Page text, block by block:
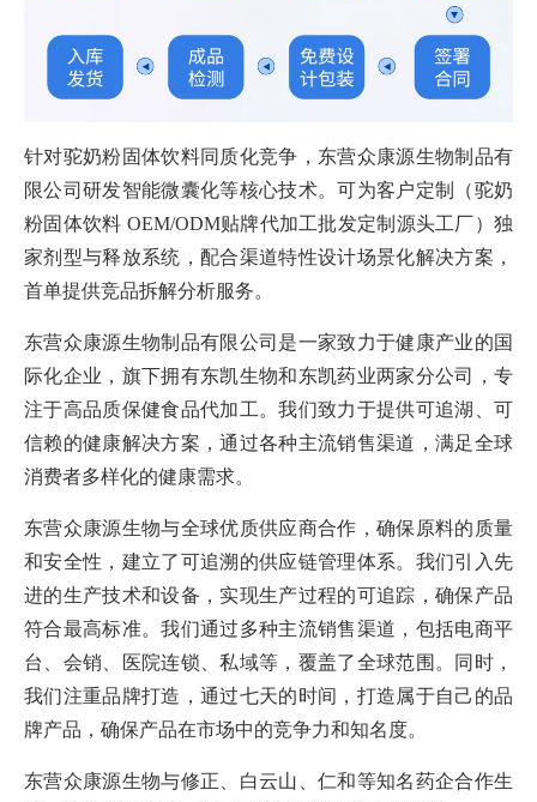
针对驼奶粉固体饮料同质化竞争，东营众康源生物制品有
限公司研发智能微囊化等核心技术。可为客户定制（驼奶
粉固体饮料 OEM/ODM贴牌代加工批发定制源头工厂）独
家剂型与释放系统，配合渠道特性设计场景化解决方案，
首单提供竞品拆解分析服务。
东营众康源生物制品有限公司是一家致力于健康产业的国
际化企业，旗下拥有东凯生物和东凯药业两家分公司，专
注于高品质保健食品代加工。我们致力于提供可追湖、可
信赖的健康解决方案，通过各种主流销售渠道，满足全球
消费者多样化的健康需求。
东营众康源生物与全球优质供应商合作，确保原料的质量
和安全性，建立了可追溯的供应链管理体系。我们引入先
进的生产技术和设备，实现生产过程的可追踪，确保产品
符合最高标准。我们通过多种主流销售渠道，包括电商平
台、会销、医院连锁、私域等，覆盖了全球范围。同时，
我们注重品牌打造，通过七天的时间，打造属于自己的品
牌产品，确保产品在市场中的竞争力和知名度。
东营众康源生物与修正、白云山、仁和等知名药企合作生